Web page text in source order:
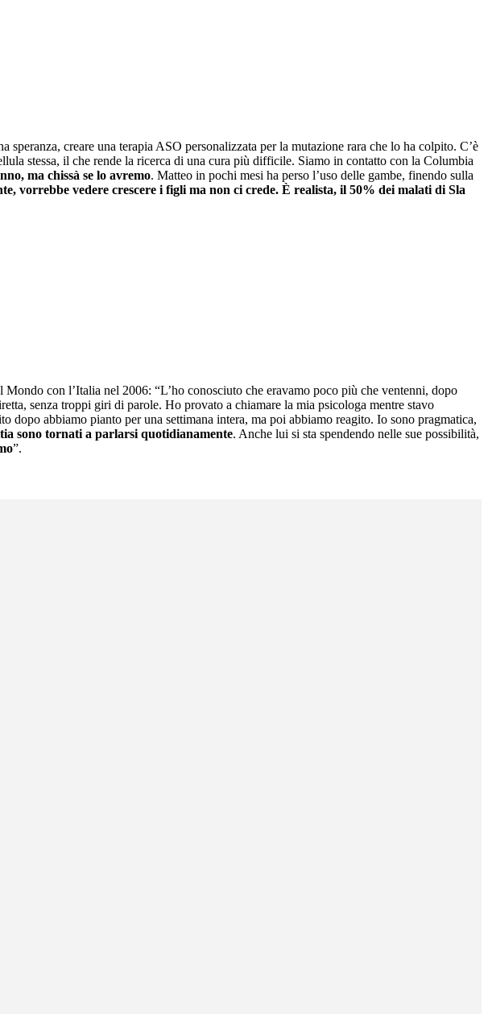
creare una terapia ASO personalizzata per la mutazione rara che lo ha colpito. C’è
stessa, il che rende la ricerca di una cura più difficile. Siamo in contatto con la Columbia
ma chissà se lo avremo. Matteo in pochi mesi ha perso l’uso delle gambe, finendo sulla
vorrebbe vedere crescere i figli ma non ci crede. È realista, il 50% dei malati di Sla
con l’Italia nel 2006: “L’ho conosciuto che eravamo poco più che ventenni, dopo
senza troppi giri di parole. Ho provato a chiamare la mia psicologa mentre stavo
dopo abbiamo pianto per una settimana intera, ma poi abbiamo reagito. Io sono pragmatica,
sono tornati a parlarsi quotidianamente. Anche lui si sta spendendo nelle sue possibilità,
”.